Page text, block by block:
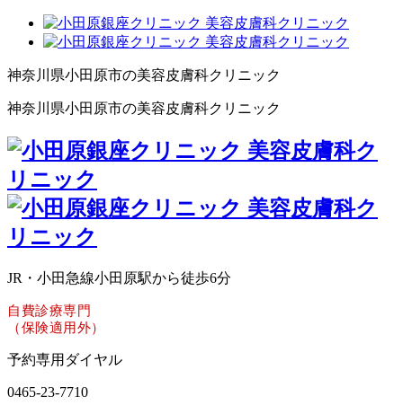
神奈川県小田原市の美容皮膚科クリニック
神奈川県小田原市の美容皮膚科クリニック
JR・小田急線小田原駅から徒歩6分
自費診療専門
（保険適用外）
予約専用ダイヤル
0465-23-7710